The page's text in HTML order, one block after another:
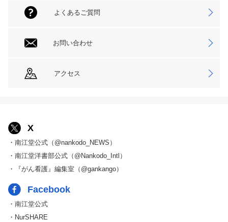
よくあるご質問
お問い合わせ
アクセス
X
・南江堂公式（@nankodo_NEWS）
・南江堂洋書部公式（@Nankodo_Intl）
・『がん看護』編集室（@gankango）
Facebook
・南江堂公式
・NurSHARE